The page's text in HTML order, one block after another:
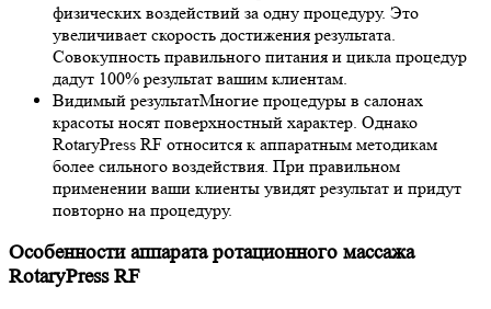
физических воздействий за одну процедуру. Это
увеличивает скорость достижения результата.
Совокупность правильного питания и цикла процедур
дадут 100% результат вашим клиентам.
Видимый результатМногие процедуры в салонах
красоты носят поверхностный характер. Однако
RotaryPress RF относится к аппаратным методикам
более сильного воздействия. При правильном
применении ваши клиенты увидят результат и придут
повторно на процедуру.
Особенности аппарата ротационного массажа
RotaryPress RF